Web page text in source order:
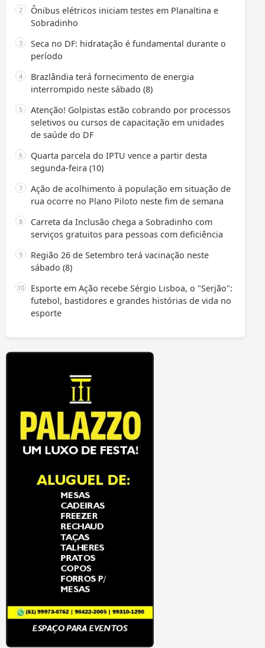
Ônibus elétricos iniciam testes em Planaltina e
Sobradinho
Seca no DF: hidratação é fundamental durante o
período
Brazlândia terá fornecimento de energia
interrompido neste sábado (8)
Atenção! Golpistas estão cobrando por processos
seletivos ou cursos de capacitação em unidades
de saúde do DF
Quarta parcela do IPTU vence a partir desta
segunda-feira (10)
Ação de acolhimento à população em situação de
rua ocorre no Plano Piloto neste fim de semana
Carreta da Inclusão chega a Sobradinho com
serviços gratuitos para pessoas com deficiência
Região 26 de Setembro terá vacinação neste
sábado (8)
Esporte em Ação recebe Sérgio Lisboa, o "Serjão":
futebol, bastidores e grandes histórias de vida no
esporte